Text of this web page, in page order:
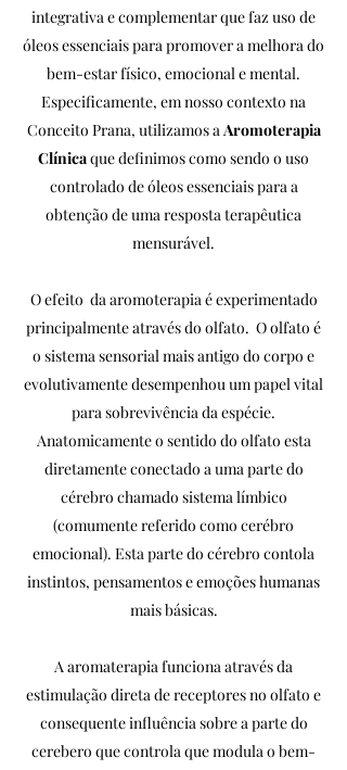
integrativa e complementar que faz uso de
óleos essenciais para promover a melhora do
bem-estar físico, emocional e mental.
Especificamente, em nosso contexto na
Conceito Prana, utilizamos aAromoterapia
Clínicaque definimos como sendo o uso
controlado de óleos essenciais para a
obtenção de uma resposta terapêutica
mensurável.
O efeito da aromoterapia é experimentado
principalmente através do olfato. O olfato é
o sistema sensorial mais antigo do corpo e
evolutivamente desempenhou um papel vital
para sobrevivência da espécie.
Anatomicamente o sentido do olfato esta
diretamente conectado a uma parte do
cérebro chamado sistema límbico
(comumente referido como cerébro
emocional). Esta parte do cérebro contola
instintos, pensamentos e emoções humanas
mais básicas.
A aromaterapia funciona através da
estimulação direta de receptores no olfato e
consequente influência sobre a parte do
cerebero que controla que modula o bem-